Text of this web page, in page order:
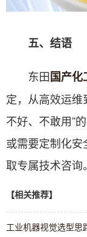
五、结语
东田国产化
定，从高效运维
不好、不敢用”
或需要定制化
取专属技术咨询。
【相关推荐】
工业机器视觉选型思